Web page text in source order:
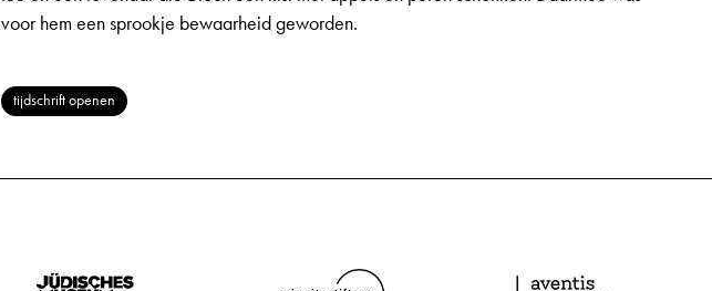
voor hem een sprookje bewaarheid geworden.
tijdschrift openen